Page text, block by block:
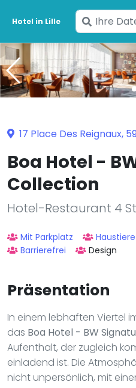
Hotel in Lille
Geben
Sie
Ihre
Daten
ein
17 Place Des Reignaux,
Boa Hotel -
Collection
Hotel-Restaurant 4
Mit Parkplatz
Barrierefrei
Design
Präsentation
In einem lebhaften Viertel
das Boa Hotel - BW
Aufenthalt, der zugleich
einladend ist. Die
nicht unpersönlich, mit